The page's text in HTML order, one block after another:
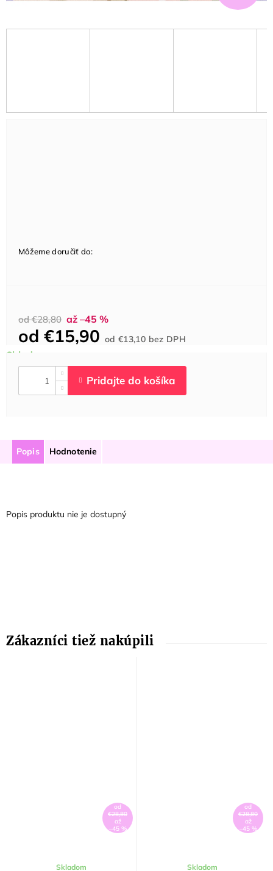
od €28,80 až –45 %
od €15,90 od€13,10 bez DPHcena:
Môžeme doručiť do:
Popis Hodnotenie
Popis produktu nie je dostupný
od
€28,80
až
–45 %
Skladom
od
€28,80
až
–45 %
Skladom